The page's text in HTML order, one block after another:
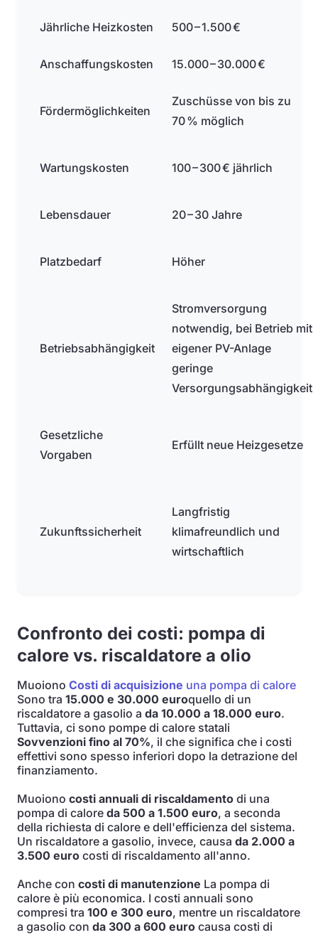
Jährliche Heizkosten 500 – 1.500 €
Anschaffungskosten 15.000 – 30.000 €
Fördermöglichkeiten
Zuschüsse von bis zu
70 % möglich
Wartungskosten 100 – 300 € jährlich
Lebensdauer 20 – 30 Jahre
Platzbedarf Höher
Betriebsabhängigkeit
Stromversorgung
notwendig, bei Betrieb mit
eigener PV-Anlage
geringe
Versorgungsabhängigkeit
Gesetzliche
Vorgaben
Erfüllt neue Heizgesetze
Zukunftssicherheit
Langfristig
klimafreundlich und
wirtschaftlich
Confronto dei costi: pompa di
calore vs. riscaldatore a olio
Muoiono Costi di acquisizione una pompa di calore
Sono tra 15.000 e 30.000 euroquello di un
riscaldatore a gasolio a da 10.000 a 18.000 euro.
Tuttavia, ci sono pompe di calore statali
Sovvenzioni fino al 70%, il che significa che i costi
effettivi sono spesso inferiori dopo la detrazione del
finanziamento.
Muoiono costi annuali di riscaldamento di una
pompa di calore da 500 a 1.500 euro, a seconda
della richiesta di calore e dell'efficienza del sistema.
Un riscaldatore a gasolio, invece, causa da 2.000 a
3.500 euro costi di riscaldamento all'anno.
Anche con costi di manutenzione La pompa di
calore è più economica. I costi annuali sono
compresi tra 100 e 300 euro, mentre un riscaldatore
a gasolio con da 300 a 600 euro causa costi di